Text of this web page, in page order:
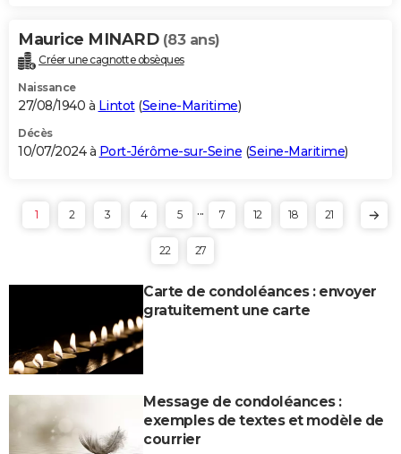
Maurice MINARD (83 ans)
Créer une cagnotte obsèques
Naissance
27/08/1940 à Lintot(Seine-Maritime)
Décès
10/07/2024 à Port-Jérôme-sur-Seine (Seine-Maritime)
1 2 3 4 5 ... 7 12 18 21
22 27
Carte de condoléances : envoyer
gratuitement une carte
Message de condoléances :
exemples de textes et modèle de
courrier